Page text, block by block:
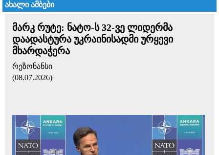
ახალი ამბები
მარკ რუტე: ნატო-ს 32-ვე ლიდერმა
დაადასტურა უკრაინისადმი ურყევი
მხარდაჭერა
რეზონანსი
(08.07.2026)